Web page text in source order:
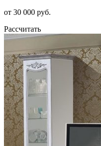
от 30 000 руб.
Рассчитать